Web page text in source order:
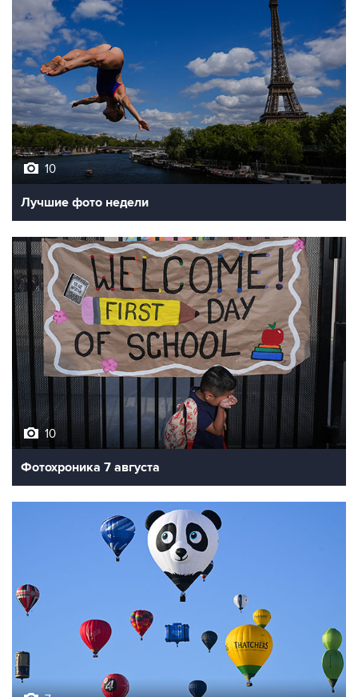
10
Лучшие фото недели
10
Фотохроника 7 августа